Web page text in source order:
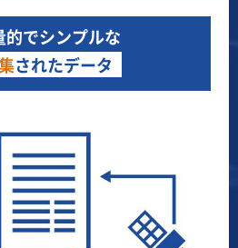
的でシンプルな
されたデータ